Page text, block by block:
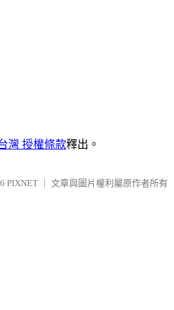
灣 授權條款釋出。
PIXNET 文章與圖片權利屬原作者所有